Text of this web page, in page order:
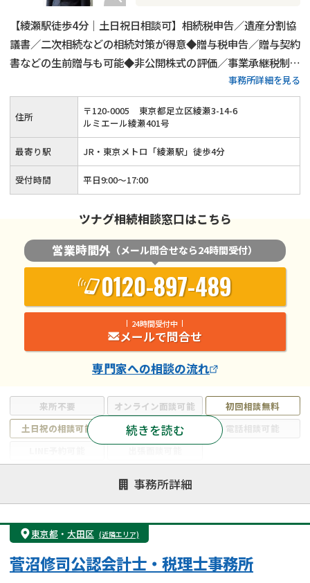
【綾瀬駅徒歩4分｜土日祝日相談可】相続税申告／遺産分割協
議書／二次相続などの相続対策が得意◆贈与税申告／贈与契約
書などの生前贈与も可能◆非公開株式の評価／事業承継税制の
対応も実施◆20年以上の経験がある代表税理士が相続税申
告・生前対策・事業承継など相続全般についてサポートいたし
ます。
事務所詳細を見る
来所不要 オンライン面談可能
初回相談無料
土日祝の相談可能
19時以降電話可能
電話相談可能
遺言書作成・遺言執行
相続放棄
相続登記
遺産分割
遺留分侵害額請求
相続税申告
相続手続き
銀行手続き
成年後見・任意後見
贈与税
生前対策
続きを読む
住所 〒120-0005
東京都足立区綾瀬3-14-6
ルミエール綾瀬401号
最寄り駅 JR・東京メトロ「綾瀬駅」徒歩4分
受付時間 平日9:00〜17:00
ツナグ相続相談窓口はこちら
営業時間外 （メール問合せなら24時間受付）
0120-897-489
24時間受付中
メールで問合せ
専門家への相談の流れ
事務所詳細
東京都 ・ 大田区 (近隣エリア)
菅沼修司公認会計士・税理士事務所